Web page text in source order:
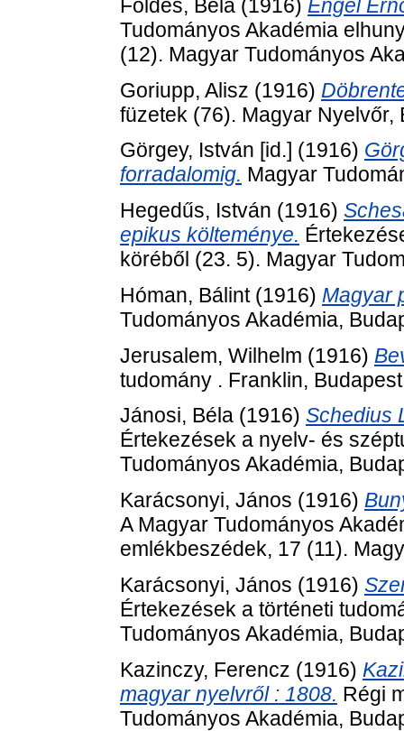
Földes, Béla (1916) Engel
Tudományos Akadémia
(12). Magyar Tudományos
Goriupp, Alisz (1916)
füzetek (76). Magyar Nyelvőr,
Görgey, István [id.] (1916)
forradalomig. Magyar
Hegedűs, István (1916)
epikus költeménye.
köréből (23. 5). Magyar
Hóman, Bálint(1916) Magyar
Tudományos Akadémia,
Jerusalem, Wilhelm (1916)
tudomány . Franklin,
Jánosi, Béla (1916) Schedius
Értekezések a nyelv- és
Tudományos Akadémia,
Karácsonyi, János (1916)
A Magyar Tudományos
emlékbeszédek, 17 (11).
Karácsonyi, János (1916)
Értekezések a történeti
Tudományos Akadémia,
Kazinczy, Ferencz (1916)
magyar nyelvről : 1808. Régi
Tudományos Akadémia,